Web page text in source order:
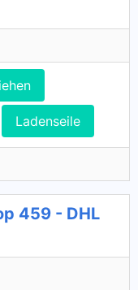
Ladenseile
459 - DHL